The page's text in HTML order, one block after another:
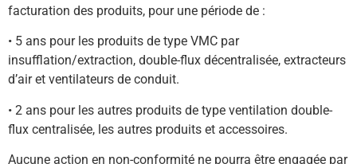
facturation des produits, pour une période de :
• 5 ans pour les produits de type VMC par
insufflation/extraction, double-flux décentralisée, extracteurs
d’air et ventilateurs de conduit.
• 2 ans pour les autres produits de type ventilation double-
flux centralisée, les autres produits et accessoires.
Aucune action en non-conformité ne pourra être engagée par